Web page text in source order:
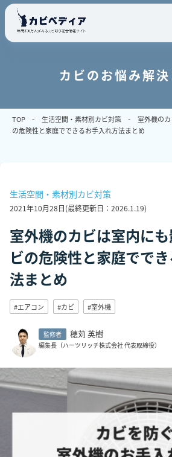
カビのお悩み解
TOP 生活空間・素材別カビ対策
室外機の
の危険性と家庭でできるお手入れ方法まとめ
生活空間・素材別カビ対策
2021年10月28日(最終更新日： 2026.1.19)
室外機のカビは室内に
ビの危険性と家庭でで
法まとめ
#エアコン #カビ #室外機
監修者 穂苅 英樹
編集長（ハーツリッチ株式会社 代表取締役）